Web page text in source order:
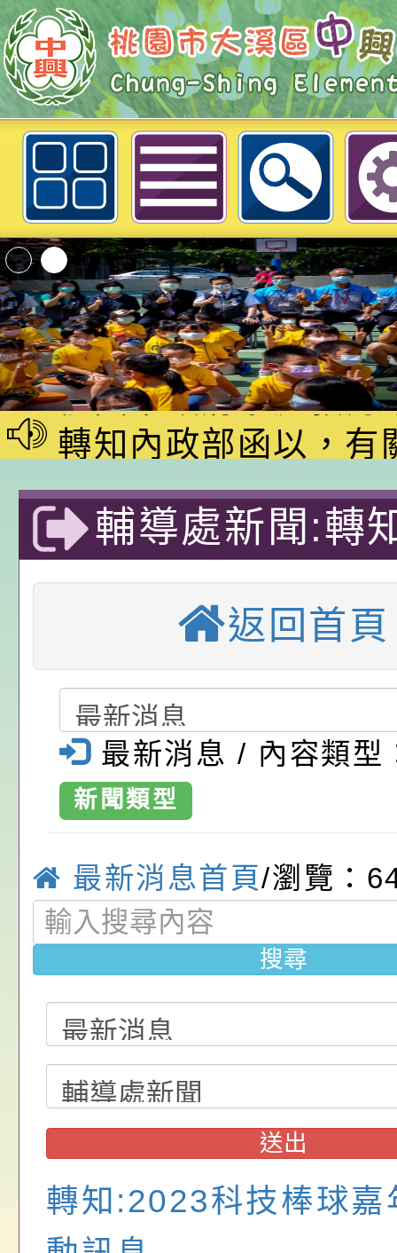
轉知:2023科技棒球嘉年華活動訊
中興國民小學
「2026桃園市孔廟
動—儒門初開 智慧
桃園市政府家庭教育
家8月課程資訊」、
電影營」、「祖孫樂
「愛『原原』不絕-
樂會」、「邁向下一
列講座及成長團體
轉知內政部函以，有
員會函釋公務員留職
赴陸應申請許可一案
中興國民小學115學
期第1次第7-9招代課
甄選公告
本校「115學年度國
校課程計畫」核定一
轉知教育部國民及學
辦理「115年度教育
置課程與教學人才庫
畫」一案， 請教師
請，請查照。
公告:桃園市政府腸
減碳存摺2.0」全民
桃園市政府家庭教育
年度祖孫樂淘桃－祖
祝活動」海報電子檔
關（構）、學校、民
名參加，請查照
轉知有關銓敘部建置
員退休所得重審後實
亦可利用
「2026桃園市孔廟
家8月課程資訊」、
電影營」、「祖孫樂
「愛『原原』不絕-
樂會」、「邁向下一
列講座及成長團體」
轉知內政部函以，有
員會函釋公務員留職
赴陸應申請許可一案
中興國民小學115學
期第1次第7-9招代課
甄選公告
本校「115學年度國
校課程計畫」核定一
轉知教育部國民及學
辦理「115年度教育
前教育署辦理性別平
置課程與教學人才庫
畫」一案， 請教師
請，請查照。
公告:桃園市政府腸
施問答集
轉知:桃園市交通局
減碳存摺2.0」全民
桃園市政府家庭教
年度祖孫樂淘桃－祖
祝活動」海報電子檔
轉知有關銓敘部建置
員退休所得重審後實
輔導處新聞:轉
科技棒球嘉年
息-桃園市大溪
民小學-優質教
返回首頁
最新消息 / 內容類型
新聞類型
最新消息首頁/瀏覽：
搜尋
送出
轉知:2023科技棒球嘉